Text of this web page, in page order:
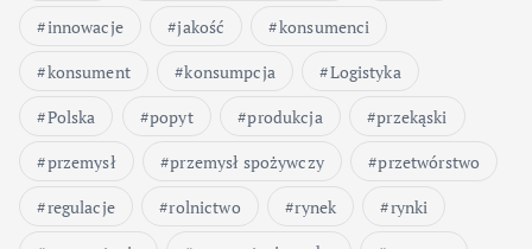
innowacje
jakość
konsumenci
konsument
konsumpcja
Logistyka
Polska
popyt produkcja
przekąski
przemysł
przemysł spożywczy
przetwórstwo
regulacje
rolnictwo rynek
rynki